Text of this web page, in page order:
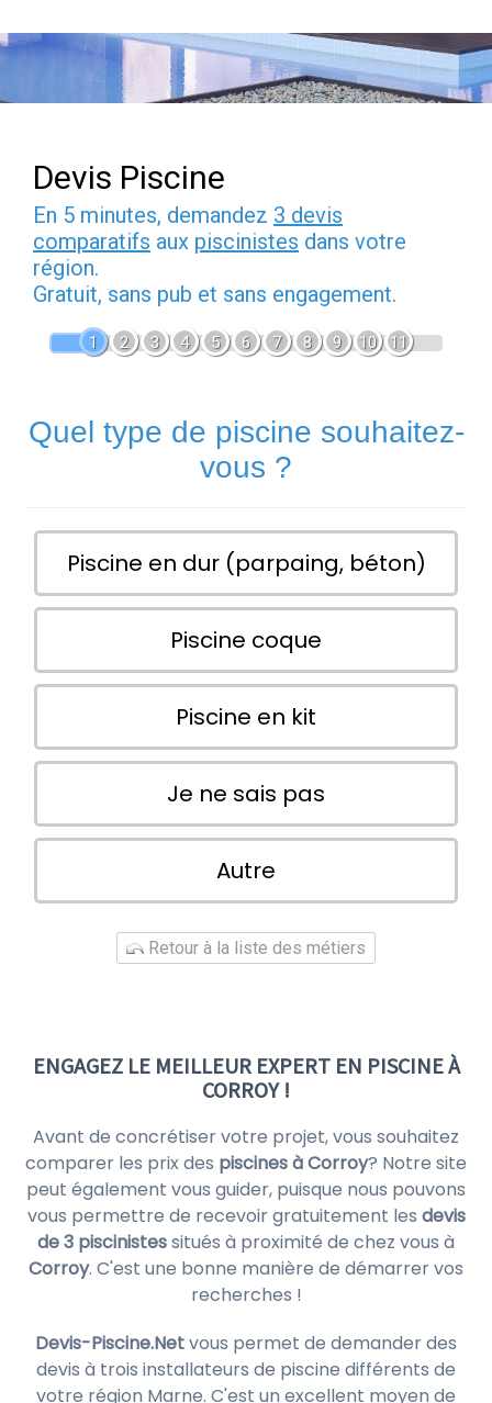
Devis Piscine
En 5 minutes, demandez 3 devis
comparatifs aux piscinistes dans votre
région.
Gratuit, sans pub et sans engagement.
1 2 3 4 5 6 7 8 9 10 11
Quel type de piscine souhaitez-
vous ?
Piscine en dur (parpaing, béton)
Piscine coque
Piscine en kit
Je ne sais pas
Autre
Retour à la liste des métiers
ENGAGEZ LE MEILLEUR EXPERT EN PISCINE À
CORROY !
Avant de concrétiser votre projet, vous souhaitez
comparer les prix des piscines à Corroy? Notre site
peut également vous guider, puisque nous pouvons
vous permettre de recevoir gratuitement les devis
de 3 piscinistessitués à proximité de chez vous à
Corroy. C'est une bonne manière de démarrer vos
recherches !
Devis-Piscine.Netvous permet de demander des
devis à trois installateurs de piscine différents de
votre région Marne. C'est un excellent moyen de